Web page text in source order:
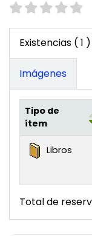
Valoración
Existencias ( 1 )
Imágenes
Existencias
Tipo de
ítem
Libros
Total de